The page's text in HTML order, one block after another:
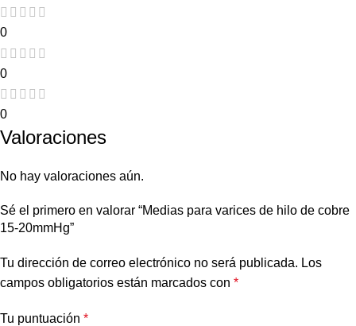
0
0
0
Valoraciones
No hay valoraciones aún.
Sé el primero en valorar “Medias para varices de hilo de cobre
15-20mmHg”
Tu dirección de correo electrónico no será publicada. Los
campos obligatorios están marcados con *
Tu puntuación *